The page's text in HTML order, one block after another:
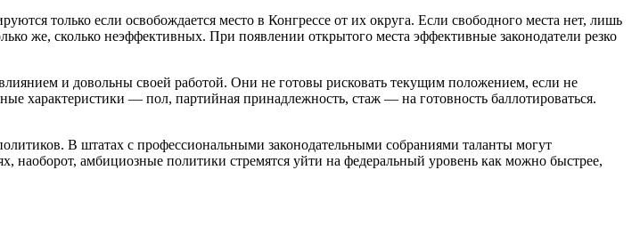
только если освобождается место в Конгрессе от их округа. Если свободного места нет, лишь
же, сколько неэффективных. При появлении открытого места эффективные законодатели резко
и довольны своей работой. Они не готовы рисковать текущим положением, если не
характеристики — пол, партийная принадлежность, стаж — на готовность баллотироваться.
В штатах с профессиональными законодательными собраниями таланты могут
наоборот, амбициозные политики стремятся уйти на федеральный уровень как можно быстрее,